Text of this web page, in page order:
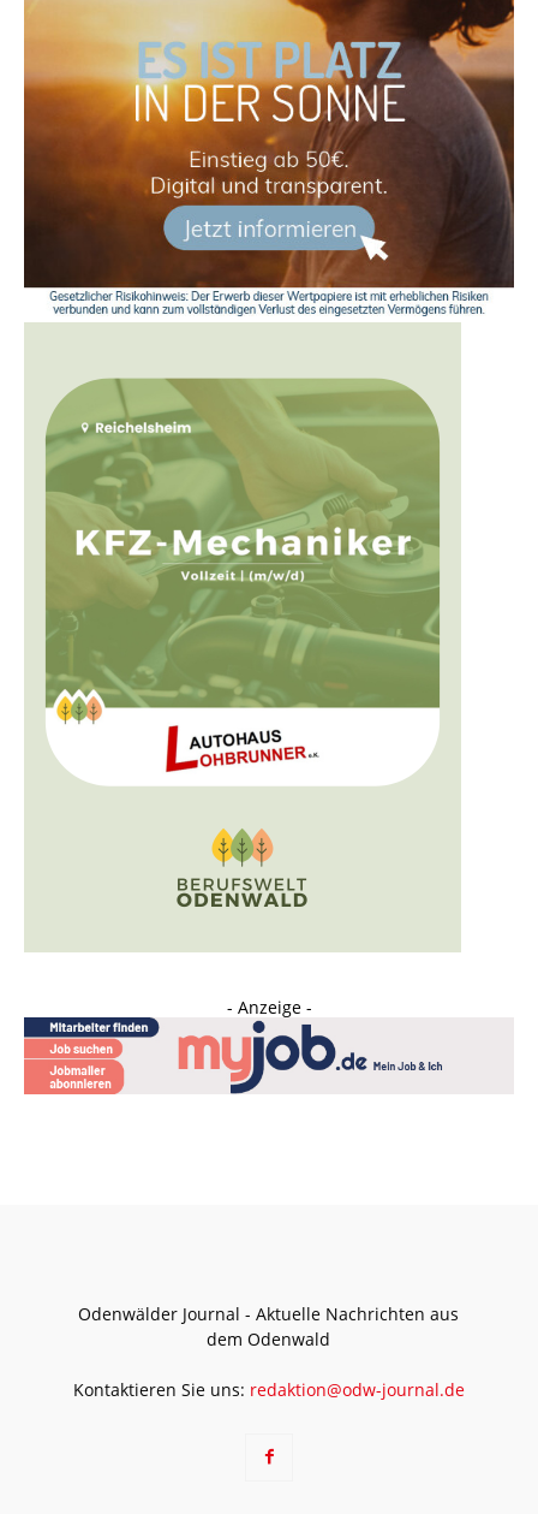
- Anzeige -
Odenwälder Journal - Aktuelle Nachrichten aus
dem Odenwald
Kontaktieren Sie uns: redaktion@odw-journal.de